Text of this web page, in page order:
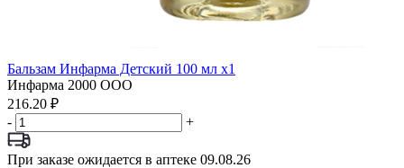
Бальзам Инфарма Детский 100 мл x1
Инфарма 2000 ООО
216.20 ₽
-
+
При заказе ожидается в аптеке 09.08.26